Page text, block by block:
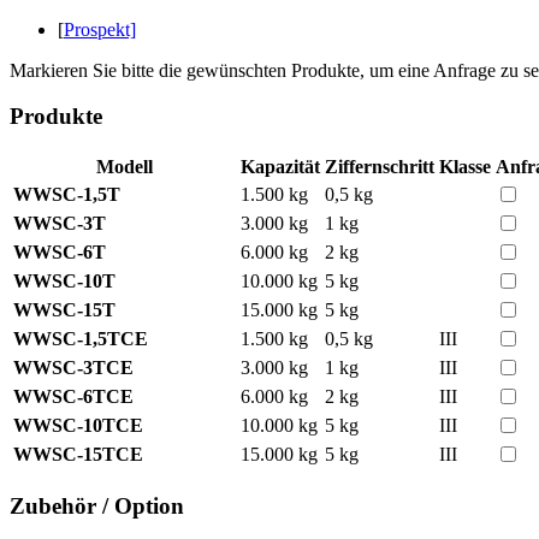
[Prospekt]
Markieren Sie bitte die gewünschten Produkte, um eine Anfrage zu
Produkte
Modell Kapazität Ziffernschritt Klasse
WWSC-1,5T
1.500 kg
0,5 kg
WWSC-3T
3.000 kg
1 kg
WWSC-6T
6.000 kg
2 kg
WWSC-10T
10.000 kg 5 kg
WWSC-15T
15.000 kg 5 kg
WWSC-1,5TCE
1.500 kg 0,5 kg
III
WWSC-3TCE
3.000 kg 1 kg
III
WWSC-6TCE
6.000 kg 2 kg
III
WWSC-10TCE
10.000 kg 5 kg
III
WWSC-15TCE
15.000 kg 5 kg III
Zubehör / Option